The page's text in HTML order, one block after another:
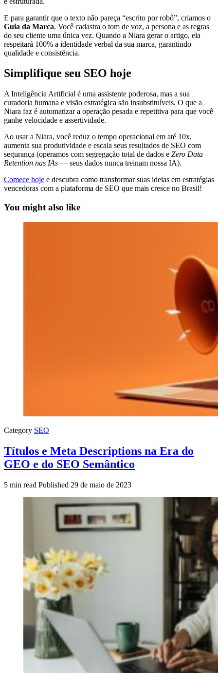
E para garantir que o texto não pareça “escrito por robô”, criamos o
Guia da Marca. Você cadastra o tom de voz, a persona e as regras
do seu cliente uma única vez. Quando a Niara gerar o artigo, ela
respeitará 100% a identidade verbal da sua marca, garantindo
qualidade e consistência.
Simplifique seu SEO hoje
A Inteligência Artificial é uma assistente poderosa, mas a sua
curadoria humana e visão estratégica são insubstituíveis. O que a
Niara faz é automatizar a operação pesada e repetitiva para que você
ganhe velocidade e assertividade.
Ao usar a Niara, você reduz o tempo operacional em até 10x,
aumenta sua produtividade e escala seus resultados de SEO com
segurança (operamos com segregação total de dados e Zero Data
Retention nas IAs — seus dados nunca treinam nossa IA).
Comece hoje e descubra como transformar suas ideias em estratégias
vencedoras com a plataforma de SEO que mais cresce no Brasil!
You might also like
Category SEO
Títulos e Meta Descriptions na Era do
GEO e do SEO Semântico
5 min read Published 29 de maio de 2023